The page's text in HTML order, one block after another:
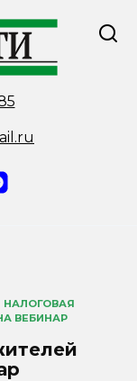
НАЛОГОВАЯ
ВЕБИНАР